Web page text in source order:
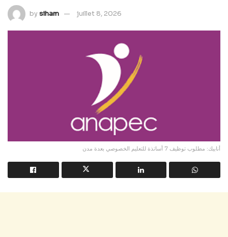
bysiham juillet 8, 2026
أنابيك: مطلوب توظيف 7 أساتذة للتعليم الخصوصي بعدة مدن